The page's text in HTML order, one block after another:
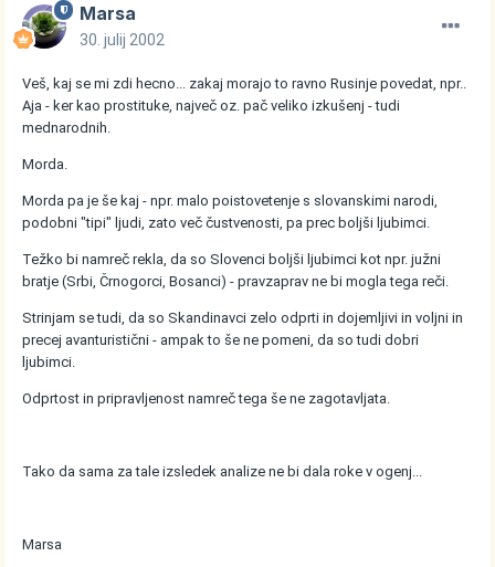
Marsa
30. julij 2002
Veš, kaj se mi zdi hecno... zakaj morajo to ravno Rusinje povedat, npr..
Aja - ker kao prostituke, največ oz. pač veliko izkušenj - tudi
mednarodnih.
Morda.
Morda pa je še kaj - npr. malo poistovetenje s slovanskimi narodi,
podobni "tipi" ljudi, zato več čustvenosti, pa prec boljši ljubimci.
Težko bi namreč rekla, da so Slovenci boljši ljubimci kot npr. južni
bratje (Srbi, Črnogorci, Bosanci) - pravzaprav ne bi mogla tega reči.
Strinjam se tudi, da so Skandinavci zelo odprti in dojemljivi in voljni in
precej avanturistični - ampak to še ne pomeni, da so tudi dobri
ljubimci.
Odprtost in pripravljenost namreč tega še ne zagotavljata.
Tako da sama za tale izsledek analize ne bi dala roke v ogenj...
Marsa